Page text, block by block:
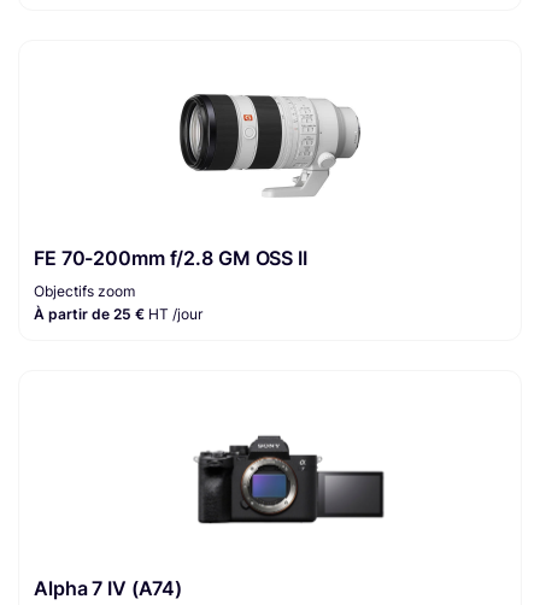
FE 70-200mm f/2.8 GM OSS II
Objectifs zoom
À partir de 25 € HT /jour
Alpha 7 IV (A74)